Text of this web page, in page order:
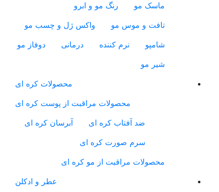
ماسک مو
رنگ مو و ابرو
تافت و موس مو
واکس ژل و چسب مو
شامپو
نرم کننده درمانی
دوفاز مو
شیر مو
محصولات کره ای
محصولات مراقبت از پوست کره ای
ضد آفتاب کره ای
آبرسان کره ای
سرم صورت کره ای
محصولات مراقبت از مو کره ای
عطر و ادکلن